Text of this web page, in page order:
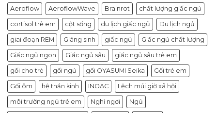
Aeroflow AeroflowWave Brainrot chất lượng giấc ngủ
cortisol trẻ em cột sống du lịch giấc ngủ Du lịch ngủ
giai đoạn REM Giáng sinh giấc ngủ Giấc ngủ chất lượng
Giấc ngủ ngon Giấc ngủ sâu giấc ngủ sâu trẻ em
gối cho trẻ gối ngủ gối OYASUMI Seika Gối trẻ em
Gối ôm hệ thần kinh INOAC Lệch múi giờ xã hội
môi trường ngủ trẻ em Nghỉ ngơi Ngủ